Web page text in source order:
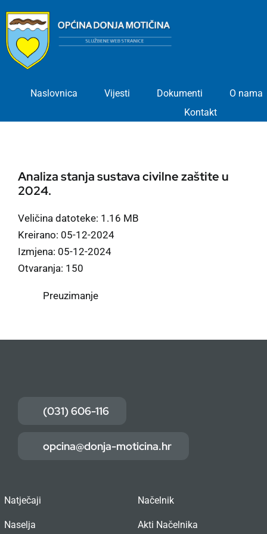
content
Naslovnica Vijesti Dokumenti
O nama
Kontakt
Analiza stanja sustava civilne zaštite u
2024.
Veličina datoteke: 1.16 MB
Kreirano: 05-12-2024
Izmjena: 05-12-2024
Otvaranja: 150
Preuzimanje
(031) 606-116
opcina@donja-moticina.hr
Natječaji
Naselja
Načelnik
Akti Načelnika